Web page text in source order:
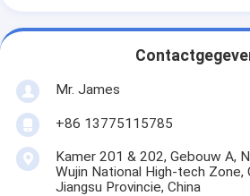
Mr. James
+86 13775115785
Kamer 201 & 202, Gebouw A,
Wujin National High-tech Zone,
Jiangsu Provincie, China